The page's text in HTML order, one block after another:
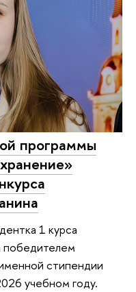
программы
1 курса
стипендии
учебном году.